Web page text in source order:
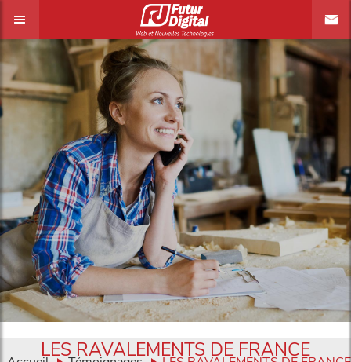
LES RAVALEMENTS DE FRANCE